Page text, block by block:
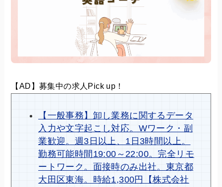
【AD】募集中の求人Pick up！
【一般事務】卸し業務に関するデータ
入力や文字起こし対応。Wワーク・副
業歓迎。週3日以上、1日3時間以上。
勤務可能時間19:00～22:00。完全リモ
ートワーク。面接時のみ出社。東京都
大田区東海。時給1,300円【株式会社